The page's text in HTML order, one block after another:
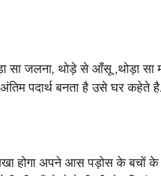
सा जलना, थोड़े से आँसू ,थोड़ा सा
पदार्थ बनता है उसे घर कहेते है.
होगा अपने आस पड़ोस के बचों